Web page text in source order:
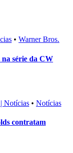
• Warner Bros.
na série da CW
Notícias • Notícias
contratam